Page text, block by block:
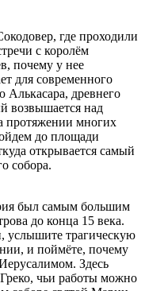
где проходили
с королём
почему у нее
для современного
древнего
возвышается над
протяжении многих
до площади
открывается самый
собора.
был самым большим
до конца 15 века.
услышите трагическую
и поймёте, почему
Здесь
чьи работы можно